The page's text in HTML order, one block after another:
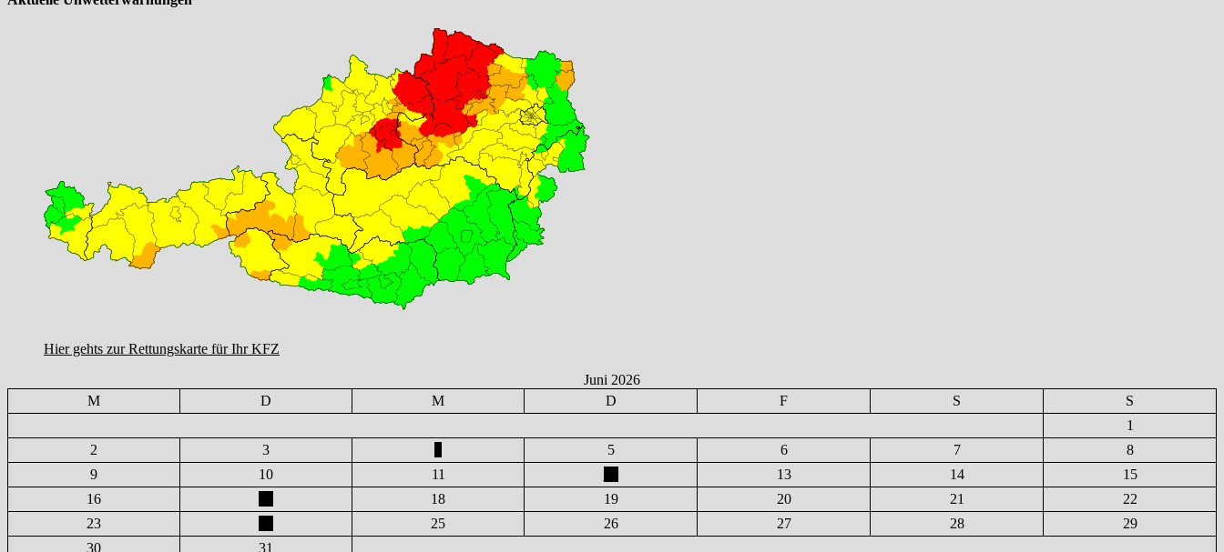
Hier gehts zur Rettungskarte für Ihr KFZ
Juni 2026
M
D M D F S
S
1
2
3 5 6 7
8
9
10 11 13 14
15
16
18 19 20 21
22
23
25 26 27 28
29
30
31